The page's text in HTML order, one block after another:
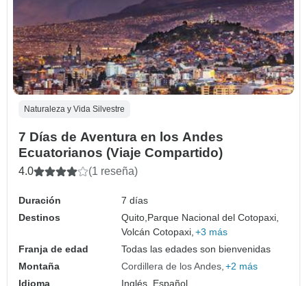
Naturaleza y Vida Silvestre
7 Días de Aventura en los Andes
Ecuatorianos (Viaje Compartido)
4.0 (1 reseña)
Duración
7 días
Destinos
Quito,Parque Nacional del Cotopaxi,
Volcán Cotopaxi, +3 más
Franja de edad
Todas las edades son bienvenidas
Montaña
Cordillera de los Andes +2 más
Idioma
Inglés, Español